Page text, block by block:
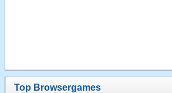
Top Browsergames